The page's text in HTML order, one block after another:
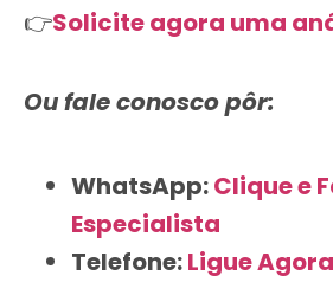
👉Solicite agora uma
Ou fale conosco pôr:
WhatsApp:Clique e
Especialista
Telefone:Ligue